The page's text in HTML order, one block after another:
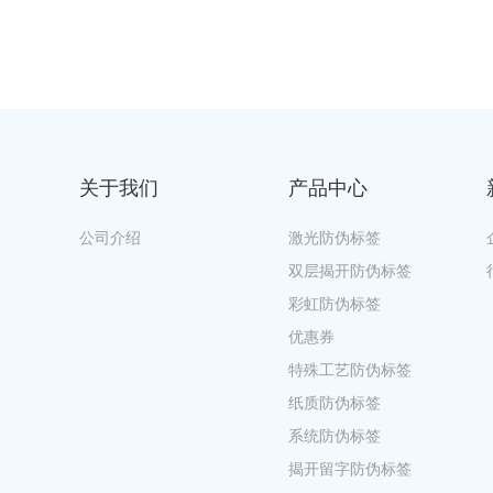
关于我们
公司介绍
产品中心
激光防伪标签
双层揭开防伪标签
彩虹防伪标签
优惠券
特殊工艺防伪标签
纸质防伪标签
系统防伪标签
揭开留字防伪标签